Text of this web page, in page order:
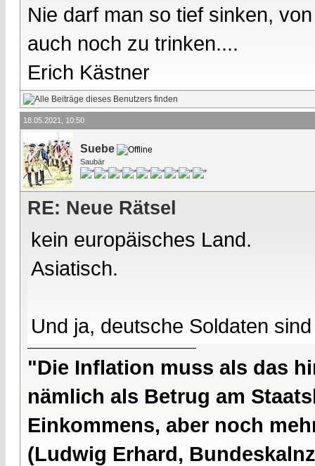
Nie darf man so tief sinken,
auch noch zu trinken....
Erich Kästner
18.05.2021, 10:50
Suebe
Saubär
RE: Neue Rätsel
kein europäisches Land.
Asiatisch.
Und ja, deutsche Soldaten
"Die Inflation muss als das
nämlich als Betrug am
Einkommens, aber noch
(Ludwig Erhard,